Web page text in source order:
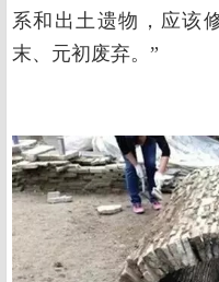
系和出土遗物，应该
末、元初废弃。”